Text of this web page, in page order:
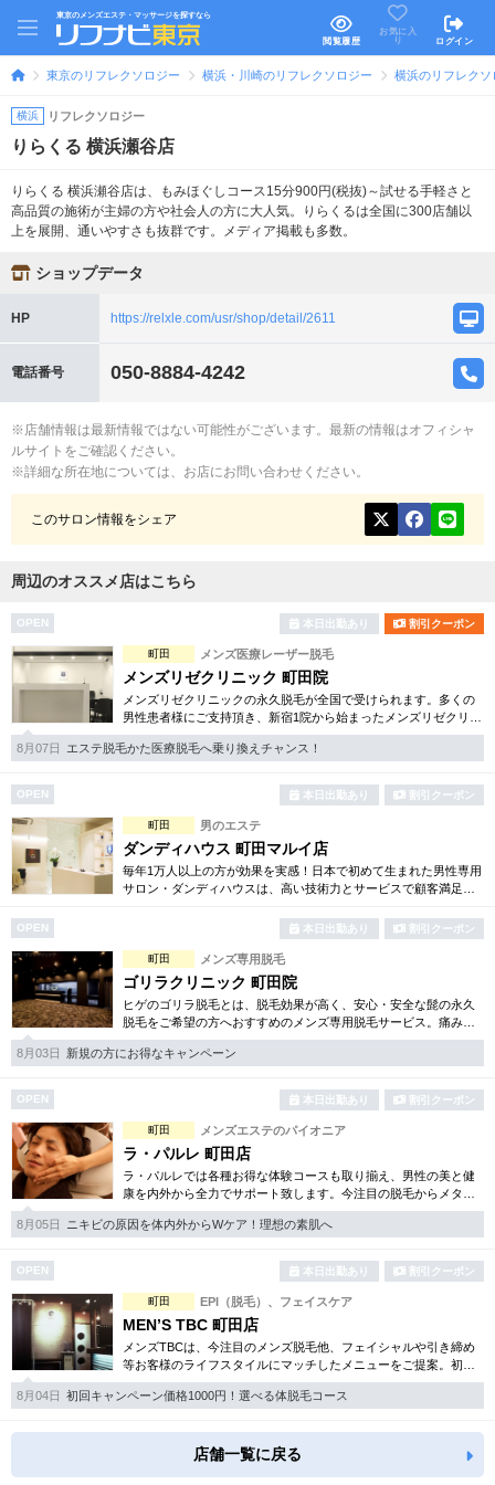
東京のメンズエステ・マッサージを探すなら
閲覧履歴
お気に入
り
ログイン
東京のリフレクソロジー 横浜・川崎のリフレクソロジー 横浜のリフレクソ
横浜 リフレクソロジー
りらくる 横浜瀬谷店
りらくる 横浜瀬谷店は、もみほぐしコース15分900円(税抜)～試せる手軽さと
高品質の施術が主婦の方や社会人の方に大人気。りらくるは全国に300店舗以
上を展開、通いやすさも抜群です。メディア掲載も多数。
ショップデータ
HP https://relxle.com/usr/shop/detail/2611
電話番号 050-8884-4242
※店舗情報は最新情報ではない可能性がございます。最新の情報はオフィシャ
ルサイトをご確認ください。
※詳細な所在地については、お店にお問い合わせください。
このサロン情報をシェア
周辺のオススメ店はこちら
OPEN 本日出勤あり 割引クーポン
町田 メンズ医療レーザー脱毛
メンズリゼクリニック 町田院
メンズリゼクリニックの永久脱毛が全国で受けられます。多くの
男性患者様にご支持頂き、新宿1院から始まったメンズリゼクリニ
ックが、現在では提携院含め全国10院を展開するクリニックにな
りました。
8月07日 エステ脱毛かた医療脱毛へ乗り換えチャンス！
OPEN 本日出勤あり 割引クーポン
町田 男のエステ
ダンディハウス 町田マルイ店
毎年1万人以上の方が効果を実感！日本で初めて生まれた男性専用
サロン・ダンディハウスは、高い技術力とサービスで顧客満足に
OPEN 本日出勤あり 割引クーポン
町田 メンズ専用脱毛
ゴリラクリニック 町田院
ヒゲのゴリラ脱毛とは、脱毛効果が高く、安心・安全な髭の永久
脱毛をご希望の方へおすすめのメンズ専用脱毛サービス。痛みに
弱い方には医療用麻酔を3種ご用意、医療認可の脱毛機のみを使
用。スキンケアも万全です。
8月03日 新規の方にお得なキャンペーン
OPEN 本日出勤あり 割引クーポン
町田 メンズエステのパイオニア
ラ・パルレ 町田店
ラ・パルレでは各種お得な体験コースも取り揃え、男性の美と健
康を内外から全力でサポート致します。今注目の脱毛からメタボ
リック対策、第一印象が変わる顔筋トレーニングメニュー等豊富
なメニューが人気のひみつ。
8月05日 ニキビの原因を体内外からWケア！理想の素肌へ
OPEN 本日出勤あり 割引クーポン
町田 EPI（脱毛）、フェイスケア
MEN’S TBC 町田店
メンズTBCは、今注目のメンズ脱毛他、フェイシャルや引き締め
等お客様のライフスタイルにマッチしたメニューをご提案。初め
ての方でも安心の各種お得な体験コースも取り揃えております。
自社開発の化粧品もあり。
8月04日 初回キャンペーン価格1000円！選べる体脱毛コース
店舗一覧に戻る